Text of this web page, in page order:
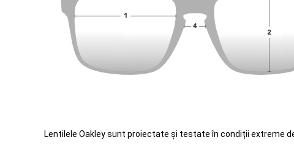
Lentilele Oakley sunt proiectate și testate în condiții extreme